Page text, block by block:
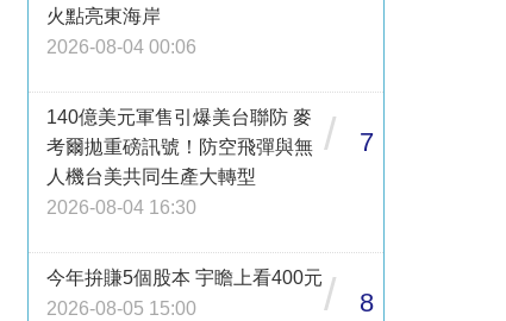
火點亮東海岸
2026-08-04 00:06
140億美元軍售引爆美台聯防 麥
考爾拋重磅訊號！防空飛彈與無
人機台美共同生產大轉型
2026-08-04 16:30
/ 7
今年拚賺5個股本 宇瞻上看400元
2026-08-05 15:00
/ 8